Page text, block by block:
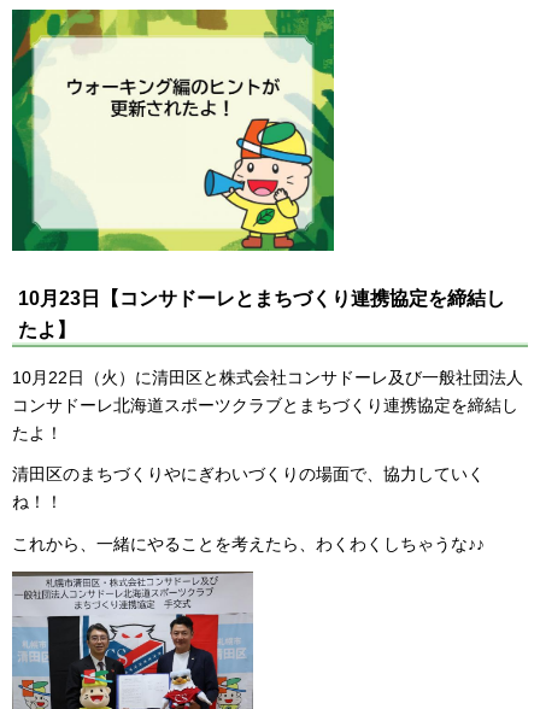
10月23日【コンサドーレとまちづくり連携協定を締結し
たよ】
10月22日（火）に清田区と株式会社コンサドーレ及び一般社団法人
コンサドーレ北海道スポーツクラブとまちづくり連携協定を締結し
たよ！
清田区のまちづくりやにぎわいづくりの場面で、協力していく
ね！！
これから、一緒にやることを考えたら、わくわくしちゃうな♪♪